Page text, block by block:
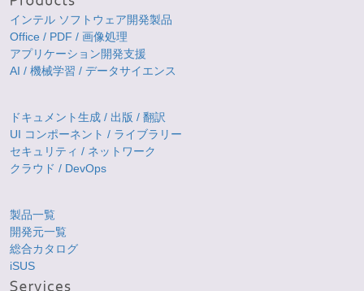
インテル ソフトウェア開発製品
Office / PDF / 画像処理
アプリケーション開発支援
AI / 機械学習 / データサイエンス
ドキュメント生成 / 出版 / 翻訳
UI コンポーネント / ライブラリー
セキュリティ / ネットワーク
クラウド / DevOps
製品一覧
開発元一覧
総合カタログ
iSUS